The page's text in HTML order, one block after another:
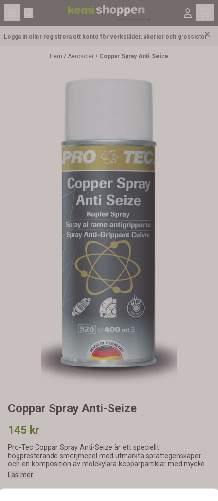
Hoppa till innehåll
Logga in eller registrera ett konto för verkstäder, åkerier och grossister
Hem / Aerosoler / Coppar Spray Anti-Seize
Coppar Spray Anti-Seize
145 kr
Pro-Tec Coppar Spray Anti-Seize är ett speciellt
högpresterande smörjmedel med utmärkta sprättegenskaper
och en komposition av molekylära kopparpartiklar med mycket
resistenta helsyntetiska häftämnen. Produkten är speciellt
utformad för användning i högsta temperaturområden som
skruv- och sprättytor vilka utsätts för extrem höga
Läs mer